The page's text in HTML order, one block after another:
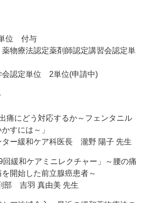
位 付与
物療法認定薬剤師認定講習会認定単
認定単位 2単位(申請中)
痛にどう対応するか～フェンタニル
すには～」
ー緩和ケア科医長 瀧野 陽子 先生
回緩和ケアミニレクチャー」～腰の痛
開始した前立腺癌患者～
部 吉羽 真由美 先生